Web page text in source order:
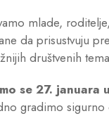
mlade,
da prisustvuju
društvenih
se 27. januara
gradimo sigurno